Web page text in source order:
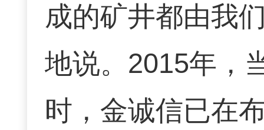
成的矿井都由我
地说。2015年，
时，金诚信已在